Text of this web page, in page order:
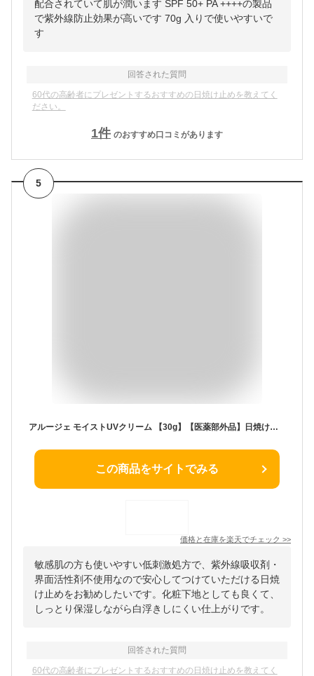
配合されていて肌が潤います SPF 50+ PA ++++の製品
で紫外線防止効果が高いです 70g 入りで使いやすいで
す
回答された質問
60代の高齢者にプレゼントするおすすめの日焼け止めを教えてく
ださい。
1件 のおすすめ口コミがあります
5
アルージェ モイストUVクリーム 【30g】【医薬部外品】日焼け止め 日焼けどめ 顔 日焼け止め乳液 下地 化粧下地 uv ベースメイク メイクアップベース 全薬工業 化粧品 スキンケア 無添加 コスメ 敏感肌 顔用 紫外線対策 保湿 uvケア 紫外線吸収剤不使用 界面活性剤不使用
この商品をサイトでみる
価格と在庫を楽天でチェック >>
敏感肌の方も使いやすい低刺激処方で、紫外線吸収剤・
界面活性剤不使用なので安心してつけていただける日焼
け止めをお勧めしたいです。化粧下地としても良くて、
しっとり保湿しながら白浮きしにくい仕上がりです。
回答された質問
60代の高齢者にプレゼントするおすすめの日焼け止めを教えてく